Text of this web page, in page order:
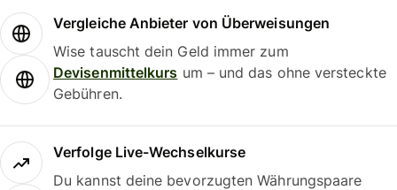
Vergleiche Anbieter von Überweisungen
Wise tauscht dein Geld immer zum
Devisenmittelkurs um – und das ohne versteckte
Gebühren.
Verfolge Live-Wechselkurse
Du kannst deine bevorzugten Währungspaare